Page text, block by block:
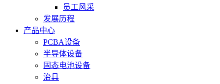
员工风采
发展历程
产品中心
PCBA设备
半导体设备
固态电池设备
治具